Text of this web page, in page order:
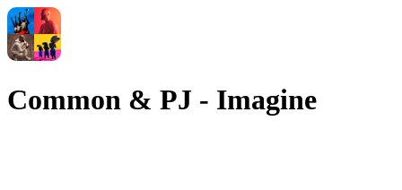
Common & PJ - Imagine